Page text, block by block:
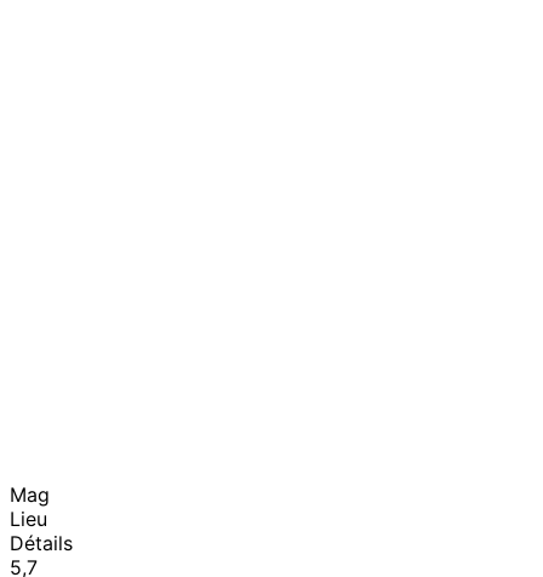
Mag
Lieu
Détails
5,7